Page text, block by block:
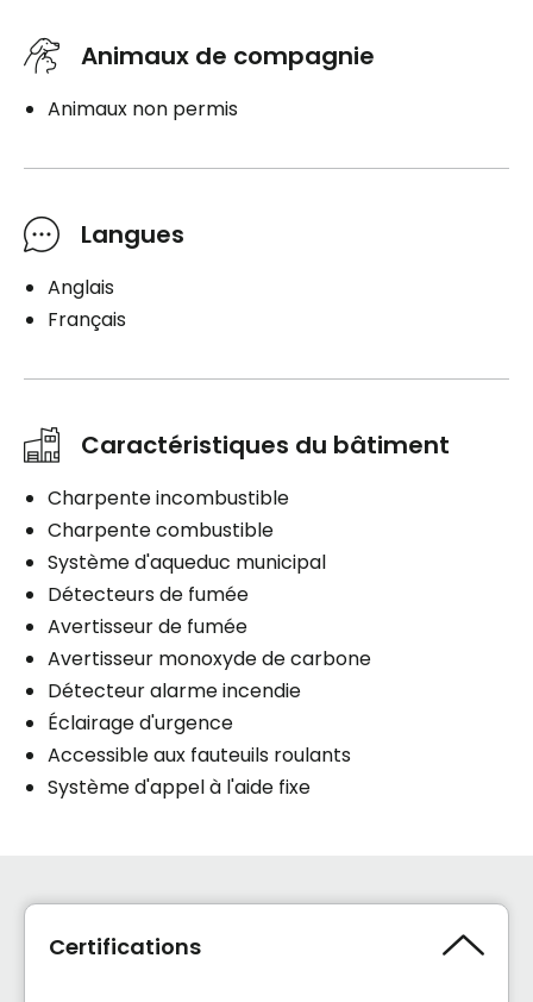
Animaux de compagnie
Animaux non permis
Langues
Anglais
Français
Caractéristiques du bâtiment
Charpente incombustible
Charpente combustible
Système d'aqueduc municipal
Détecteurs de fumée
Avertisseur de fumée
Avertisseur monoxyde de carbone
Détecteur alarme incendie
Éclairage d'urgence
Accessible aux fauteuils roulants
Système d'appel à l'aide fixe
Certifications